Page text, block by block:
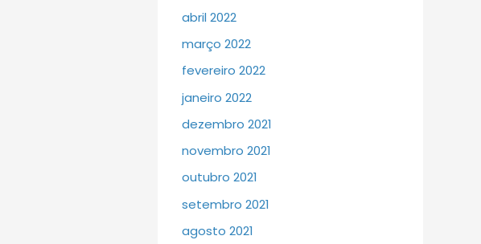
abril 2022
março 2022
fevereiro 2022
janeiro 2022
dezembro 2021
novembro 2021
outubro 2021
setembro 2021
agosto 2021